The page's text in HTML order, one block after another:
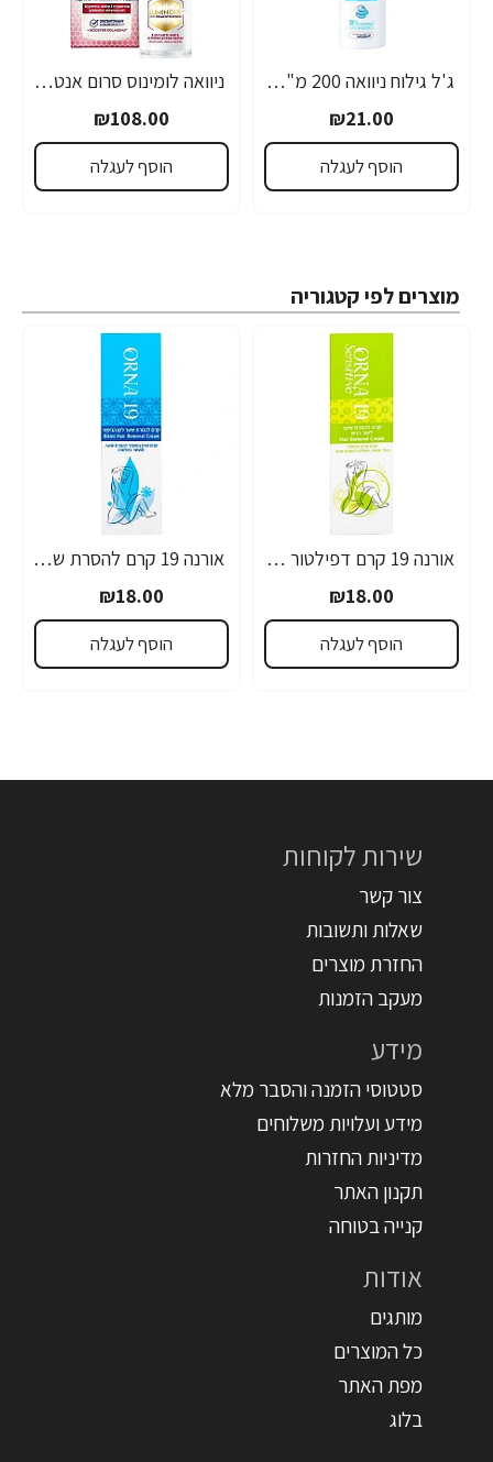
ג'ל גילוח ניוואה 200 מ"ל- מבית NIVEA
₪21.00
הוסף לעגלה
ניוואה לומינוס סרום אנטי אייג'ינג לטיפול בכתמים כהים 30 מ"ל - מבית NIVEA
₪108.00
הוסף לעגלה
מוצרים לפי קטגוריה
אורנה 19 קרם דפילטור לעור רגיש 80 גרם
₪18.00
הוסף לעגלה
אורנה 19 קרם להסרת שיער לקו הביקיני 90 מ"ל
₪18.00
הוסף לעגלה
שירות לקוחות
צור קשר
שאלות ותשובות
החזרת מוצרים
מעקב הזמנות
מידע
סטטוסי הזמנה והסבר מלא
מידע ועלויות משלוחים
מדיניות החזרות
תקנון האתר
קנייה בטוחה
אודות
מותגים
כל המוצרים
מפת האתר
בלוג